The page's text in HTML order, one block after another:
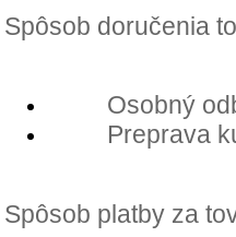
Spôsob doručenia
Osobný
Preprava
Spôsob platby za